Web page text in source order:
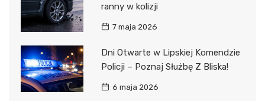
ranny w kolizji
7 maja 2026
Dni Otwarte w Lipskiej Komendzie
Policji – Poznaj Służbę Z Bliska!
6 maja 2026